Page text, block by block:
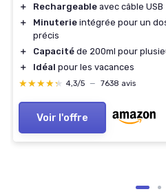
＋ Rechargeable avec câble USB
＋
Minuterie intégrée pour un
précis
＋
Capacité de 200ml pour
＋
Idéal pour les vacances
★★★★★
★★★★★ 4,3/5 — 7638 avis
Voir l'offre